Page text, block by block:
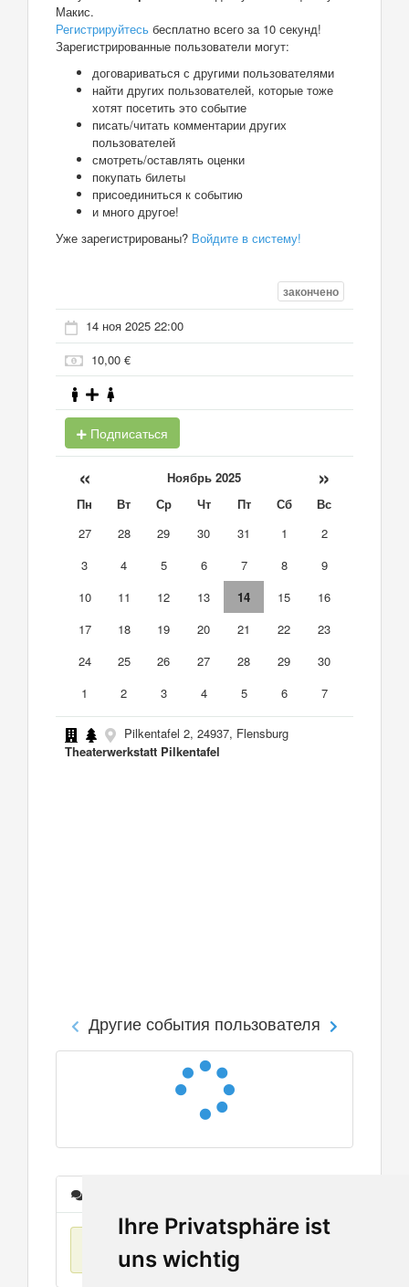
Ihre Privatsphäre ist
uns wichtig
Макис.
Регистрируйтесь бесплатно всего за 10 секунд!
Зарегистрированные пользователи могут:
договариваться с другими пользователями
найти других пользователей, которые тоже
хотят посетить это событие
писать/читать комментарии других
пользователей
смотреть/оставлять оценки
покупать билеты
присоединиться к событию
и много другое!
Уже зарегистрированы? Войдите в систему!
закончено
14 ноя 2025 22:00
10,00 €
Подписаться
« Ноябрь 2025 »
Пн Вт Ср Чт Пт Сб
Вс
27
28 29 30 31 1
2
3
4 5 6 7 8
9
10
11 12 13 14 15
16
17
18 19 20 21 22
23
24
25 26 27 28 29
30
1
2 3 4 5 6 7
Pilkentafel 2, 24937, Flensburg
Theaterwerkstatt Pilkentafel
Другие события пользователя